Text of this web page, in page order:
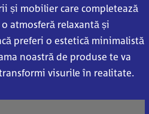
și mobilier care completează
atmosferă relaxantă și
preferi o estetică minimalistă
noastră de produse te va
visurile în realitate.